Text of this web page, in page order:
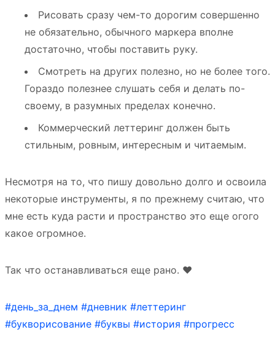
Рисовать сразу чем-то дорогим совершенно
не обязательно, обычного маркера вполне
достаточно, чтобы поставить руку.
Смотреть на других полезно, но не более того.
Гораздо полезнее слушать себя и делать по-
своему, в разумных пределах конечно.
Коммерческий леттеринг должен быть
стильным, ровным, интересным и читаемым.
Несмотря на то, что пишу довольно долго и освоила
некоторые инструменты, я по прежнему считаю, что
мне есть куда расти и пространство это еще огого
какое огромное.
Так что останавливаться еще рано. ❤️
#день_за_днем #дневник #леттеринг
#букворисование #буквы #история #прогресс